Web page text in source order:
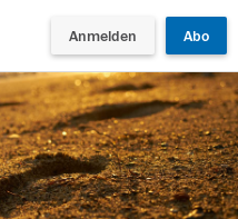
Anmelden Abo